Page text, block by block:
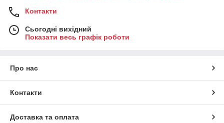
Контакти
Сьогодні вихідний
Показати весь графік роботи
Про нас
Контакти
Доставка та оплата